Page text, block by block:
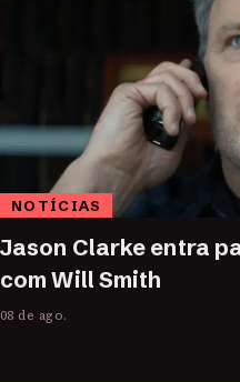
NOTÍCIAS
Jason Clarke entra
com Will Smith
08 de ago.